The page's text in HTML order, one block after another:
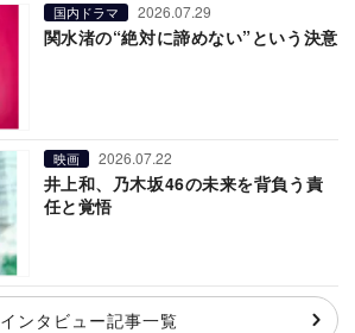
国内ドラマ 2026.07.29
関水渚の“絶対に諦めない”という決意
映画 2026.07.22
井上和、乃木坂46の未来を背負う責
任と覚悟
インタビュー記事一覧